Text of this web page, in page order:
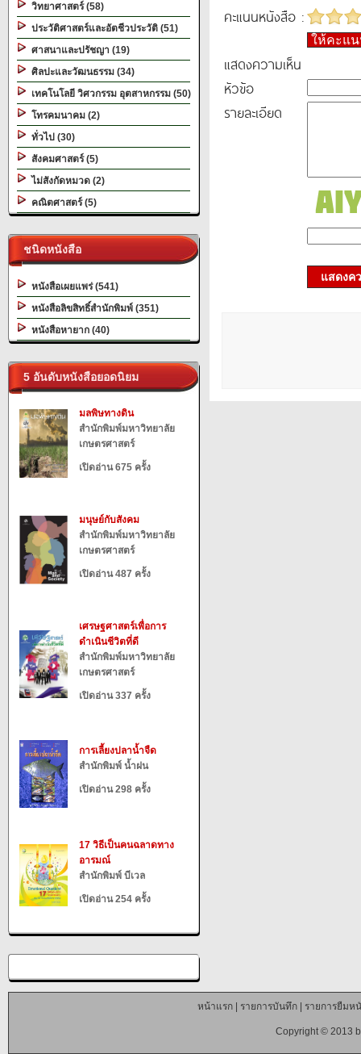
วิทยาศาสตร์ (58)
ประวัติศาสตร์และอัตชีวประวัติ (51)
ศาสนาและปรัชญา (19)
ศิลปะและวัฒนธรรม (34)
เทคโนโลยี วิศวกรรม อุตสาหกรรม (50)
โทรคมนาคม (2)
ทั่วไป (30)
สังคมศาสตร์ (5)
ไม่สังกัดหมวด (2)
คณิตศาสตร์ (5)
ชนิดหนังสือ
หนังสือเผยแพร่ (541)
หนังสือลิขสิทธิ์สำนักพิมพ์ (351)
หนังสือหายาก (40)
5 อันดับหนังสือยอดนิยม
มลพิษทางดิน
สำนักพิมพ์มหาวิทยาลัย
เกษตรศาสตร์
เปิดอ่าน 675 ครั้ง
มนุษย์กับสังคม
สำนักพิมพ์มหาวิทยาลัย
เกษตรศาสตร์
เปิดอ่าน 487 ครั้ง
เศรษฐศาสตร์เพื่อการ
ดำเนินชีวิตที่ดี
สำนักพิมพ์มหาวิทยาลัย
เกษตรศาสตร์
เปิดอ่าน 337 ครั้ง
การเลี้ยงปลาน้ำจืด
สำนักพิมพ์ น้ำฝน
เปิดอ่าน 298 ครั้ง
17 วิธีเป็นคนฉลาดทาง
อารมณ์
สำนักพิมพ์ บีเวล
เปิดอ่าน 254 ครั้ง
คะแนนหนังสือ :
ให้คะแ
แสดงความเห็น
หัวข้อ
รายละเอียด
แสดงค
หน้าแรก| รายการบันทึก| รายการยืมห
Copyright © 2013